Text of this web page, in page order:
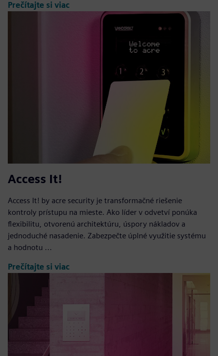
Prečítajte si viac
Access It!
Access It! by acre security je transformačné riešenie
kontroly prístupu na mieste. Ako líder v odvetví ponúka
flexibilitu, otvorenú architektúru, úspory nákladov a
jednoduché nasadenie. Zabezpečte úplné využitie systému
a hodnotu ...
Prečítajte si viac